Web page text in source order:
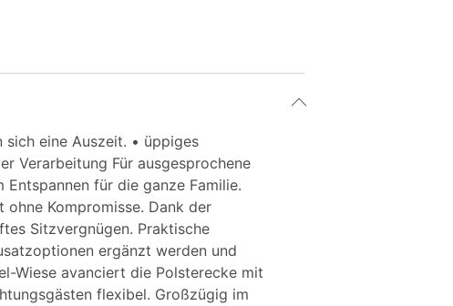
sich eine Auszeit. • üppiges
Verarbeitung Für ausgesprochene
für die ganze Familie.
Kompromisse. Dank der
Sitzvergnügen. Praktische
ergänzt werden und
Wiese avanciert die Polsterecke mit
flexibel. Großzügig im